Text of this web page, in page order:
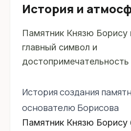
История и
Памятник Князю
главный символ и
достопримечательность
История создания
основателю Борисова
Памятник Князю Борису